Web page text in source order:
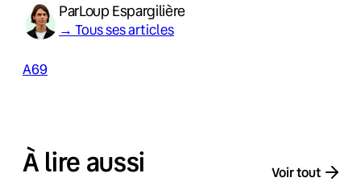
ParLoup Espargilière
→ Tous ses articles
A69
À lire aussi Voir tout